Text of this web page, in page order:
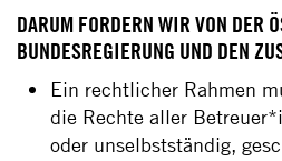
DARUM FORDERN WIR VON DER
BUNDESREGIERUNG UND DEN
Ein rechtlicher Rahmen
die Rechte aller
oder unselbstständig,